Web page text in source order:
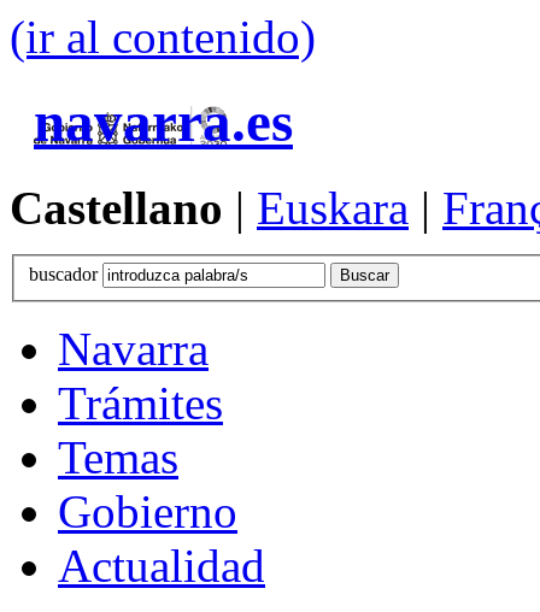
(ir al contenido)
navarra.es
Castellano | Euskara |
buscador
Navarra
Trámites
Temas
Gobierno
Actualidad